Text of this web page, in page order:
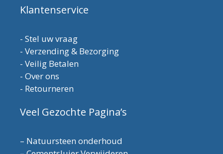
Klantenservice
- Stel uw vraag
- Verzending & Bezorging
- Veilig Betalen
- Over ons
- Retourneren
Veel Gezochte Pagina’s
– Natuursteen onderhoud